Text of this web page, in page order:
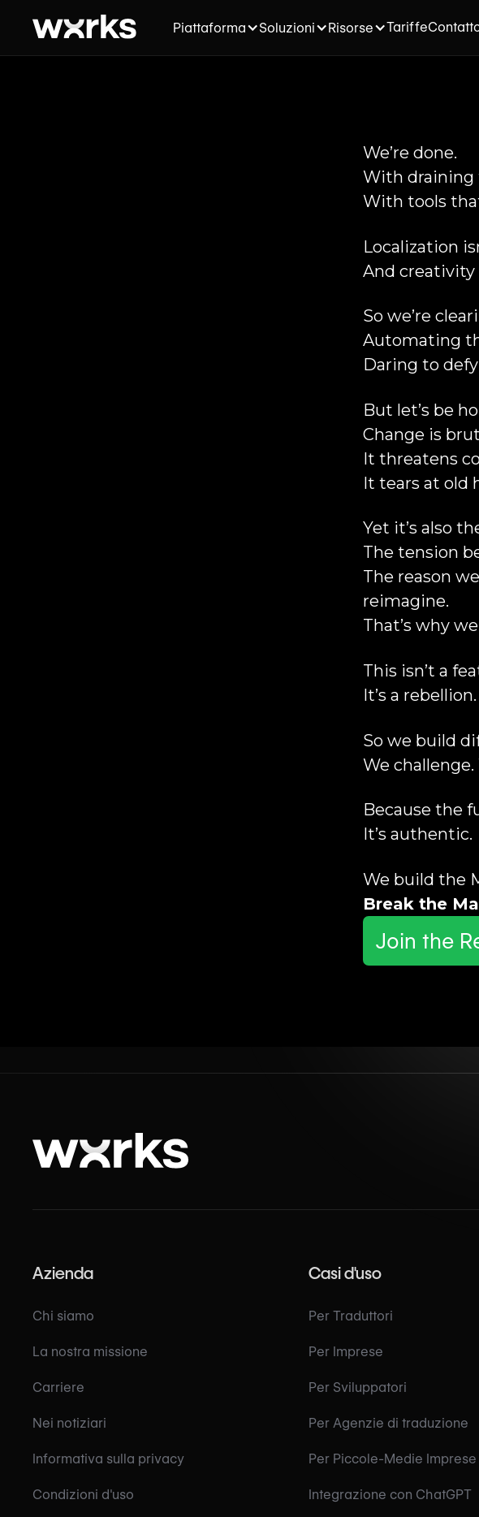
Piattaforma Soluzioni Risorse Tariffe
We’re done.
With draining
With tools
Localization
And creativity
So we’re
Automating
Daring to
But let’s be
Change is
It threatens
It tears at old
Yet it’s also
The tension
The reason
reimagine.
That’s why
This isn’t a
It’s a rebellion.
So we build
We challenge.
Because the
It’s authentic.
We build the
Break the
Join the
Azienda
Chi siamo
La nostra missione
Carriere
Nei notiziari
Informativa sulla privacy
Condizioni d'uso
Casi d'uso
Per Traduttori
Per Imprese
Per Sviluppatori
Per Agenzie di traduzione
Per Piccole-Medie Imprese
Integrazione con ChatGPT